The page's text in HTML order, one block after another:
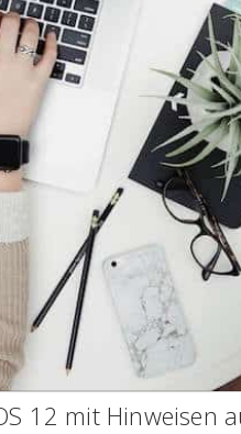
12 mit Hinweisen